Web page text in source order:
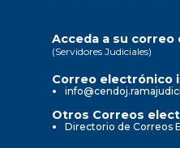
Acceda a su
(Servidores Judiciales)
Correo electrónico
Otros Correos
Directorio de Correos